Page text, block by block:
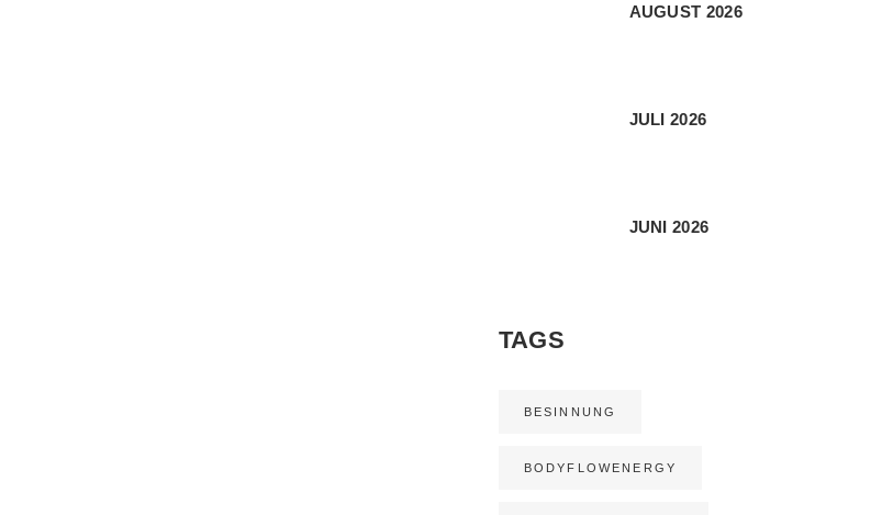
AUGUST 2026
JULI 2026
JUNI 2026
TAGS
BESINNUNG
BODYFLOWENERGY